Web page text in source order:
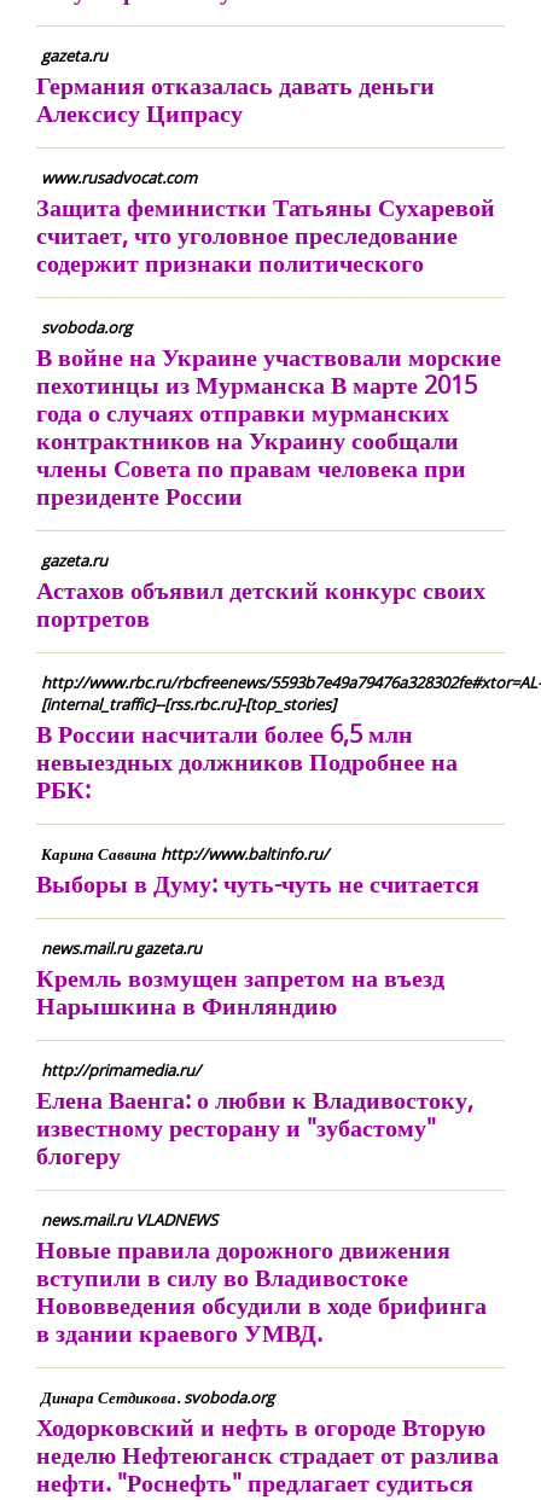
gazeta.ru
Германия отказалась давать деньги
Алексису Ципрасу
www.rusadvocat.com
Защита феминистки Татьяны Сухаревой
считает, что уголовное преследование
содержит признаки политического
svoboda.org
В войне на Украине участвовали морские
пехотинцы из Мурманска В марте 2015
года о случаях отправки мурманских
контрактников на Украину сообщали
члены Совета по правам человека при
президенте России
gazeta.ru
Астахов объявил детский конкурс своих
портретов
http://www.rbc.ru/rbcfreenews/5593b7e49a79476a328302fe#xtor=AL-
[internal_traffic]--[rss.rbc.ru]-[top_stories]
В России насчитали более 6,5 млн
невыездных должников Подробнее на
РБК:
Карина Саввина http://www.baltinfo.ru/
Выборы в Думу: чуть-чуть не считается
news.mail.ru gazeta.ru
Кремль возмущен запретом на въезд
Нарышкина в Финляндию
http://primamedia.ru/
Елена Ваенга: о любви к Владивостоку,
известному ресторану и "зубастому"
блогеру
news.mail.ru VLADNEWS
Новые правила дорожного движения
вступили в силу во Владивостоке
Нововведения обсудили в ходе брифинга
в здании краевого УМВД.
Динара Сетдикова. svoboda.org
Ходорковский и нефть в огороде Вторую
неделю Нефтеюганск страдает от разлива
нефти. "Роснефть" предлагает судиться